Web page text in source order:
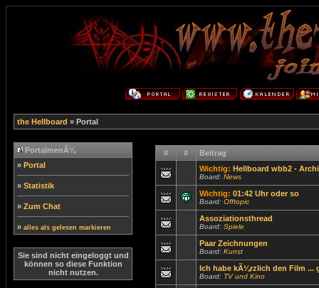
the Hellboard » Portal
PortalmenÃ¼
» Portal
» Statistik
» Zum Chat
» alles als gelesen markieren
Sie sind nicht eingeloggt und
können so diese Funktion
nicht nutzen.
# #
Beitrag
Wichtig: Hellboard wbb2 -
Board: News
Wichtig: 01:42 Uhr oder so
Board: Offtopic
Assoziationsthread
Board: Spiele
Paar Zeichnungen
Board: Kunst
Ich habe kÃ¼rzlich den Film ...
Board: TV und Kino